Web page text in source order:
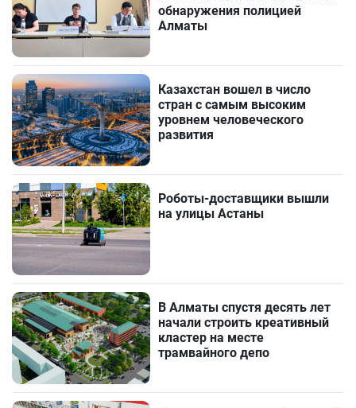
обнаружения полицией
Алматы
Казахстан вошел в число
стран с самым высоким
уровнем человеческого
развития
Роботы-доставщики вышли
на улицы Астаны
В Алматы спустя десять лет
начали строить креативный
кластер на месте
трамвайного депо